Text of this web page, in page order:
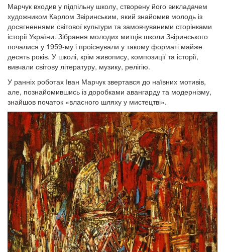
Марчук входив у підпільну школу, створену його викладачем
художником Карлом Звіринським, який знайомив молодь із
досягненнями світової культури та замовчуваними сторінками
історії України. Зібрання молодих митців школи Звіринського
почалися у 1959-му і проіснували у такому форматі майже
десять років. У школі, крім живопису, композиції та історії,
вивчали світову літературу, музику, релігію.
У ранніх роботах Іван Марчук звертався до наївних мотивів,
але, познайомившись із доробками авангарду та модернізму,
знайшов початок «власного шляху у мистецтві».